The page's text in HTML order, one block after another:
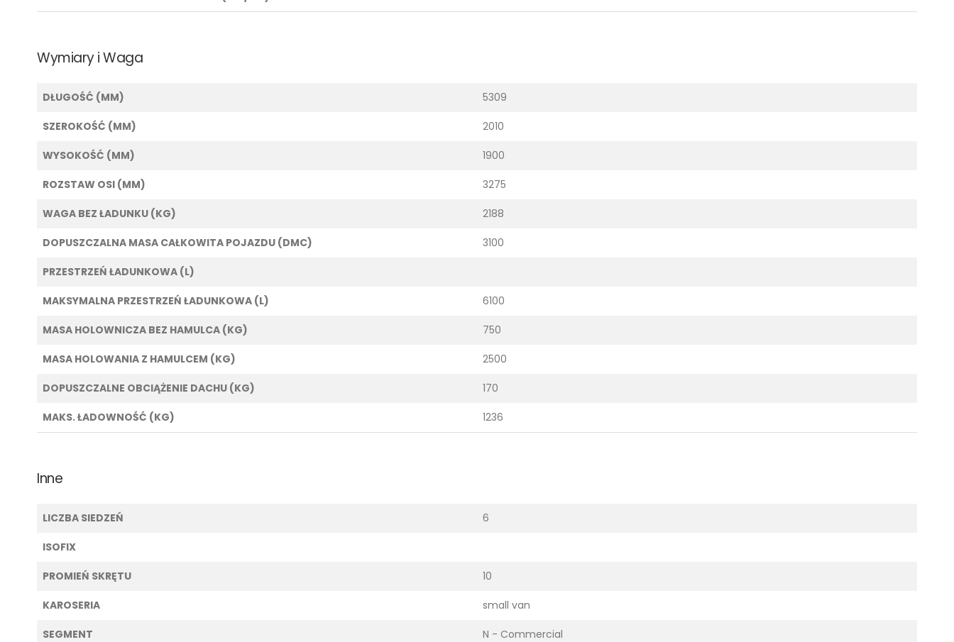
Wymiary i Waga
DŁUGOŚĆ (MM) 5309
SZEROKOŚĆ (MM) 2010
WYSOKOŚĆ (MM) 1900
ROZSTAW OSI (MM) 3275
WAGA BEZ ŁADUNKU (KG) 2188
DOPUSZCZALNA MASA CAŁKOWITA POJAZDU (DMC) 3100
PRZESTRZEŃ ŁADUNKOWA (L)
MAKSYMALNA PRZESTRZEŃ ŁADUNKOWA (L) 6100
MASA HOLOWNICZA BEZ HAMULCA (KG) 750
MASA HOLOWANIA Z HAMULCEM (KG) 2500
DOPUSZCZALNE OBCIĄŻENIE DACHU (KG) 170
MAKS. ŁADOWNOŚĆ (KG) 1236
Inne
LICZBA SIEDZEŃ 6
ISOFIX
PROMIEŃ SKRĘTU 10
KAROSERIA small van
SEGMENT N - Commercial